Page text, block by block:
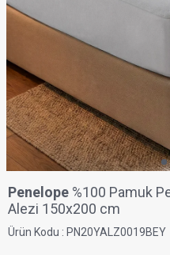
Penelope %100 Pamuk
Alezi 150x200 cm
Ürün Kodu : PN20YALZ0019BEY